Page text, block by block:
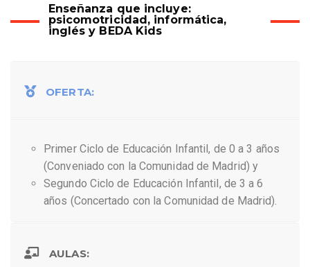
Enseñanza que incluye:
psicomotricidad, informática,
inglés y BEDA Kids
OFERTA:
Primer Ciclo de Educación Infantil, de 0 a 3 años
(Conveniado con la Comunidad de Madrid) y
Segundo Ciclo de Educación Infantil, de 3 a 6
años (Concertado con la Comunidad de Madrid).
AULAS: